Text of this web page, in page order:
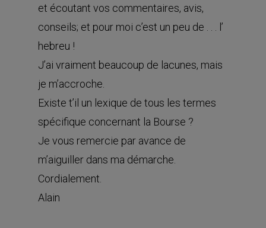
et écoutant vos commentaires, avis,
conseils; et pour moi c’est un peu de . . . l’
hebreu !
J’ai vraiment beaucoup de lacunes, mais
je m’accroche.
Existe t’il un lexique de tous les termes
spécifique concernant la Bourse ?
Je vous remercie par avance de
m’aiguiller dans ma démarche.
Cordialement.
Alain